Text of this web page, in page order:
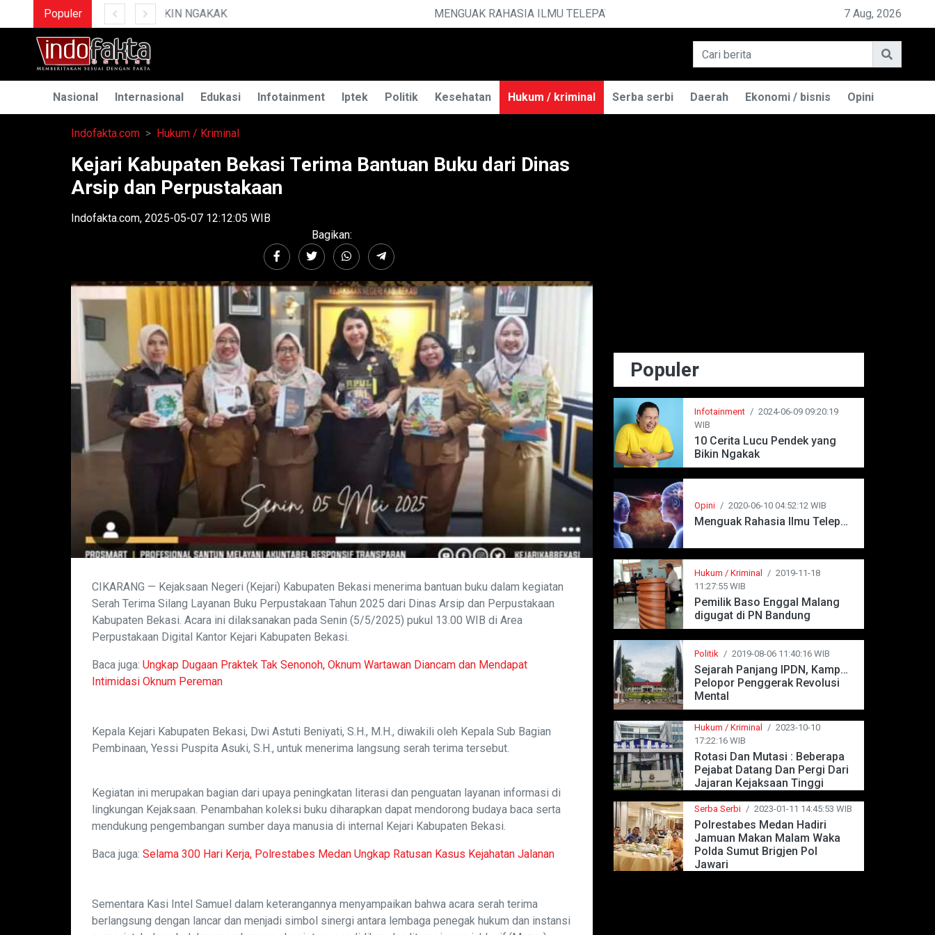
Populer MENGUAK RAHASIA ILMU TELEPATI PEMILIK BASO ENGGAL MALANG DIGUGAT DI PN
7 Aug, 2026
Nasional Internasional Edukasi Infotainment Iptek Politik Kesehatan Hukum / kriminal Serba serbi Daerah Ekonomi / bisnis Opini
Indofakta.com Hukum / Kriminal
Kejari Kabupaten Bekasi Terima Bantuan Buku dari Dinas
Arsip dan Perpustakaan
Indofakta.com, 2025-05-07 12:12:05 WIB
Bagikan:
CIKARANG — Kejaksaan Negeri (Kejari) Kabupaten Bekasi menerima bantuan buku dalam kegiatan
Serah Terima Silang Layanan Buku Perpustakaan Tahun 2025 dari Dinas Arsip dan Perpustakaan
Kabupaten Bekasi. Acara ini dilaksanakan pada Senin (5/5/2025) pukul 13.00 WIB di Area
Perpustakaan Digital Kantor Kejari Kabupaten Bekasi.
Baca juga: Ungkap Dugaan Praktek Tak Senonoh, Oknum Wartawan Diancam dan Mendapat
Intimidasi Oknum Pereman
Kepala Kejari Kabupaten Bekasi, Dwi Astuti Beniyati, S.H., M.H., diwakili oleh Kepala Sub Bagian
Pembinaan, Yessi Puspita Asuki, S.H., untuk menerima langsung serah terima tersebut.
Kegiatan ini merupakan bagian dari upaya peningkatan literasi dan penguatan layanan informasi di
lingkungan Kejaksaan. Penambahan koleksi buku diharapkan dapat mendorong budaya baca serta
mendukung pengembangan sumber daya manusia di internal Kejari Kabupaten Bekasi.
Baca juga: Selama 300 Hari Kerja, Polrestabes Medan Ungkap Ratusan Kasus Kejahatan Jalanan
Sementara Kasi Intel Samuel dalam keterangannya menyampaikan bahwa acara serah terima
berlangsung dengan lancar dan menjadi simbol sinergi antara lembaga penegak hukum dan instansi
Populer
Infotainment / 2024-06-09 09:20:19
WIB
10 Cerita Lucu Pendek yang
Bikin Ngakak
Opini / 2020-06-10 04:52:12 WIB
Menguak Rahasia Ilmu Telepati
Hukum / Kriminal / 2019-11-18
11:27:55 WIB
Pemilik Baso Enggal Malang
digugat di PN Bandung
Politik / 2019-08-06 11:40:16 WIB
Sejarah Panjang IPDN, Kampus
Pelopor Penggerak Revolusi
Mental
Hukum / Kriminal / 2023-10-10
17:22:16 WIB
Rotasi Dan Mutasi : Beberapa
Pejabat Datang Dan Pergi Dari
Jajaran Kejaksaan Tinggi
Serba Serbi / 2023-01-11 14:45:53 WIB
Polrestabes Medan Hadiri
Jamuan Makan Malam Waka
Polda Sumut Brigjen Pol
Jawari